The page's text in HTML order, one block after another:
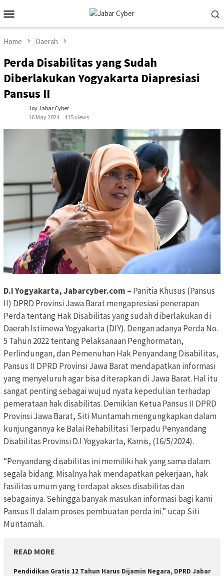
to
contentMenu
Home Daerah
Perda Disabilitas yang Sudah
Diberlakukan Yogyakarta Diapresiasi
Pansus II
Joy Jabar Cyber
16 May 2024
415 views
D.I Yogyakarta, Jabarcyber.com – Panitia Khusus (Pansus
II) DPRD Provinsi Jawa Barat mengapresiasi penerapan
Perda tentang Hak Disabilitas yang sudah diberlakukan di
Daerah Istimewa Yogyakarta (DIY). Dengan adanya Perda No.
5 Tahun 2022 tentang Pelaksanaan Penghormatan,
Perlindungan, dan Pemenuhan Hak Penyandang Disabilitas,
Pansus II DPRD Provinsi Jawa Barat mendapatkan informasi
yang menyeluruh agar bisa diterapkan di Jawa Barat. Hal itu
sangat penting sebagai wujud nyata kepedulian terhadap
pemerataan hak disabilitas. Demikian Ketua Pansus II DPRD
Provinsi Jawa Barat, Siti Muntamah mengungkapkan dalam
kunjungannya ke Balai Rehabilitasi Terpadu Penyandang
Disabilitas Provinsi D.I Yogyakarta, Kamis, (16/5/2024).
“Penyandang disabilitas ini memiliki hak yang sama dalam
segala bidang. Misalnya hak mendapatkan pekerjaan, hak
fasilitas umum yang terdapat akses disabilitas dan
sebagainya. Sehingga banyak masukan informasi bagi kami
Pansus II dalam proses pembuatan perda ini.” ucap Siti
Muntamah.
READ MORE
Pendidikan Gratis 12 Tahun Harus Dijamin Negara, DPRD Jabar